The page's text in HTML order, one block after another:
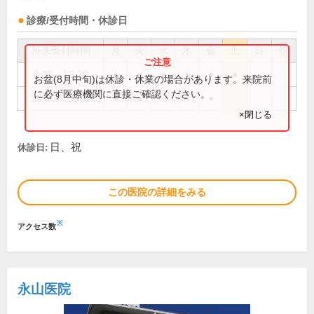
診療/受付時間・休診日
祝
8:30～12:30 ● ● ● ● ●
14:30～18:00 ● ● ●
お盆(8月中旬)は休診・休業の場合があります。来院前
に必ず医療機関に直接ご確認ください。
×閉じる
休診日: 日、祝
この医院の詳細をみる
アクセス数※
永山医院